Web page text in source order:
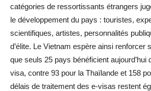
catégories de ressortissants étrangers
le développement du pays : touristes,
scientifiques, artistes, personnalités
d’élite. Le Vietnam espère ainsi renforcer
que seuls 25 pays bénéficient aujourd’hui
visa, contre 93 pour la Thaïlande et 158
délais de traitement des e-visas restent